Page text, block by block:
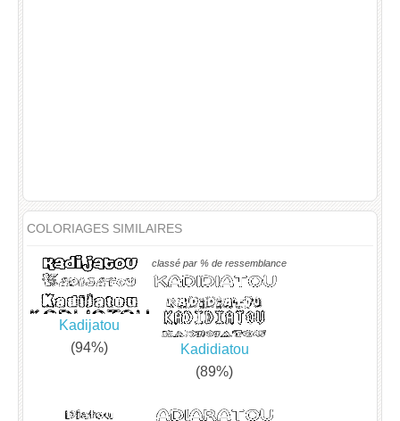
COLORIAGES SIMILAIRES
classé par % de ressemblance
Kadijatou
(94%)
Kadidiatou
(89%)